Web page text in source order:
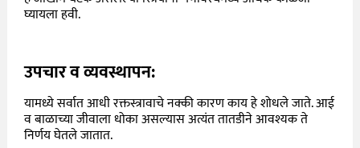
घ्यायला हवी.
उपचार व व्यवस्थापन:
यामध्ये सर्वात आधी रक्तस्त्रावाचे नक्की कारण काय हे शोधले जाते. आई
व बाळाच्या जीवाला धोका असल्यास अत्यंत तातडीने आवश्यक ते
निर्णय घेतले जातात.